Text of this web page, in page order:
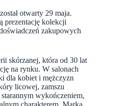
otwarty 29 maja.
prezentację kolekcji
zakupowych
skórzanej, która od 30 lat
na rynku. W salonach
dla kobiet i mężczyzn
licowej, zamszu
wykończeniem,
charakterem. Marka